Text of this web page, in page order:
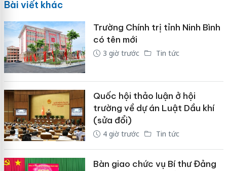
Bài viết khác
Trường Chính trị tỉnh Ninh Bình
có tên mới
3 giờ trước Tin tức
Quốc hội thảo luận ở hội
trường về dự án Luật Dầu khí
(sửa đổi)
4 giờ trước Tin tức
Bàn giao chức vụ Bí thư Đảng